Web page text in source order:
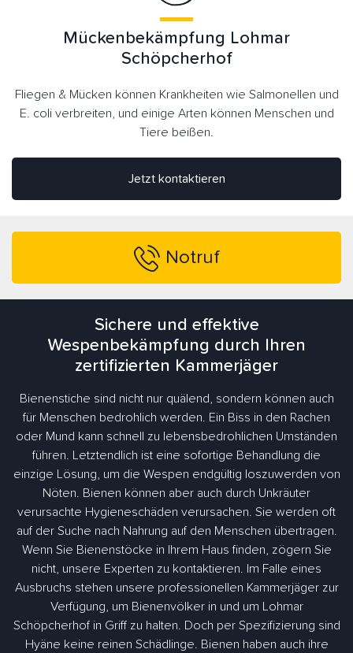
Jetzt kontaktieren
Mückenbekämpfung Lohmar
Schöpcherhof
Fliegen & Mücken können Krankheiten wie Salmonellen und
E. coli verbreiten, und einige Arten können Menschen und
Tiere beißen.
Notruf
Sichere und effektive
Wespenbekämpfung durch Ihren
zertifizierten Kammerjäger
Bienenstiche sind nicht nur quälend, sondern können auch
für Menschen bedrohlich werden. Ein Biss in den Rachen
oder Mund kann schnell zu lebensbedrohlichen Umständen
führen. Letztendlich ist eine sofortige Behandlung die
einzige Lösung, um die Wespen endgültig loszuwerden von
Nöten. Bienen können aber auch durch Unkräuter
verursachte Hygieneschäden verursachen. Sie werden oft
auf der Suche nach Nahrung auf den Menschen übertragen.
Wenn Sie Bienenstöcke in Ihrem Haus finden, zögern Sie
nicht, unsere Experten zu kontaktieren. Im Falle eines
Ausbruchs stehen unsere professionellen Kammerjäger zur
Verfügung, um Bienenvölker in und um Lohmar
Schöpcherhof in Griff zu halten. Doch per Spezifizierung sind
Hyäne keine reinen Schädlinge. Bienen haben auch ihre